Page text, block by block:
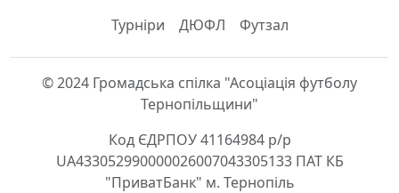
Турніри
ДЮФЛ Футзал
© 2024 Громадська спілка "Асоціація футболу
Тернопільщини"
Код ЄДРПОУ 41164984 р/р
UA433052990000026007043305133 ПАТ КБ
"ПриватБанк" м. Тернопіль